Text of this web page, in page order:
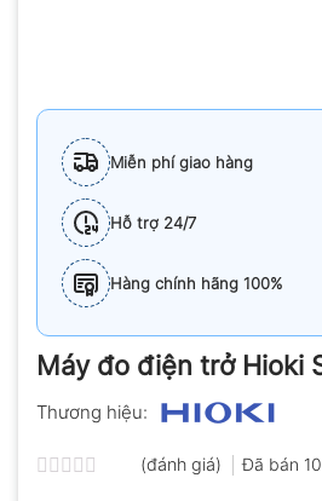
Miễn phí giao hàng
Hỗ trợ 24/7
Hàng chính hãng 100%
Máy đo điện trở Hioki
Thương hiệu:
(đánh giá) Đã bán